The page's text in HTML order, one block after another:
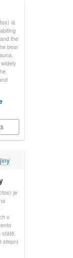
is
the
bear
je
v
stepní